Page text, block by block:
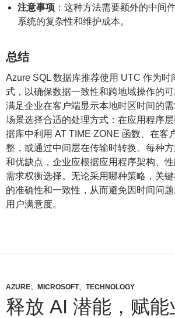
注意事项 ：这种方法需要额外的中间
系统的复杂性和维护成本。
总结
Azure SQL 数据库推荐使用 UTC 作为时
式，以确保数据一致性和跨地域操作的
满足企业在客户端显示本地时区时间的
场景选择合适的处理方式：在应用程序
据库中利用 AT TIME ZONE 函数、在客
整，或通过中间层在传输时转换。每种
和优缺点，企业应根据应用程序架构、
需求权衡选择。无论采用哪种策略，关
的准确性和一致性，从而避免因时间问
用户满意度。
AZURE、 MICROSOFT、 TECHNOLOGY
释放 AI 潜能，赋能